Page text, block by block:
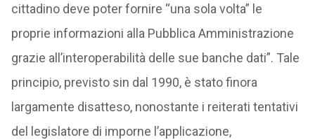
cittadino deve poter fornire “una sola volta” le
proprie informazioni alla Pubblica Amministrazione
grazie all’interoperabilità delle sue banche dati”. Tale
principio, previsto sin dal 1990, è stato finora
largamente disatteso, nonostante i reiterati tentativi
del legislatore di imporne l’applicazione,